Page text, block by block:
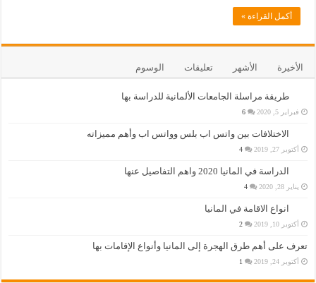
أكمل القراءة »
الأخيرة الأشهر تعليقات الوسوم
طريقة مراسلة الجامعات الألمانية للدراسة بها
فبراير 5, 2020 6
الاختلافات بين واتس اب بلس وواتس اب وأهم مميزاته
أكتوبر 27, 2019 4
الدراسة في المانيا 2020 واهم التفاصيل عنها
يناير 28, 2020 4
انواع الاقامة في المانيا
أكتوبر 10, 2019 2
تعرف على أهم طرق الهجرة إلى المانيا وأنواع الإقامات بها
أكتوبر 24, 2019 1